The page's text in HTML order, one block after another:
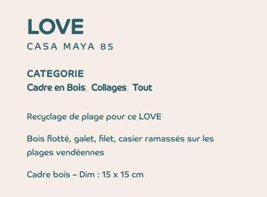
LOVE
CASA MAYA 85
CATEGORIE
Cadre en Bois, Collages, Tout
Recyclage de plage pour ce LOVE
Bois flotté, galet, filet, casier ramassés sur les
plages vendéennes
Cadre bois – Dim : 15 x 15 cm